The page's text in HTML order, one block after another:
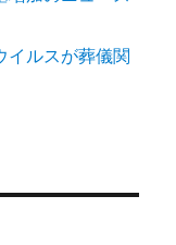
イルスが葬儀関